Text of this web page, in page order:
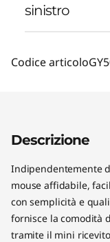
sinistro
Codice articolo
Descrizione
Indipendentemente
mouse affidabile,
con semplicità e
fornisce la comodità
tramite il mini